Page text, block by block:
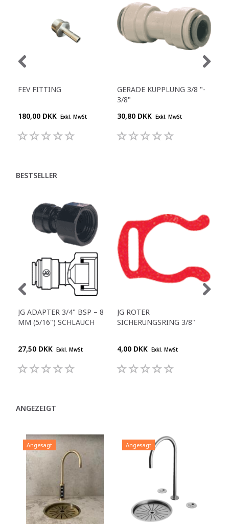
FEV FITTING
180,00 DKK Exkl. MwSt
GERADE KUPPLUNG 3/8 "-
3/8"
30,80 DKK Exkl. MwSt
BESTSELLER
JG ADAPTER 3/4" BSP – 8
MM (5/16") SCHLAUCH
27,50 DKK Exkl. MwSt
JG ROTER
SICHERUNGSRING 3/8"
4,00 DKK Exkl. MwSt
ANGEZEIGT
Angesagt Angesagt